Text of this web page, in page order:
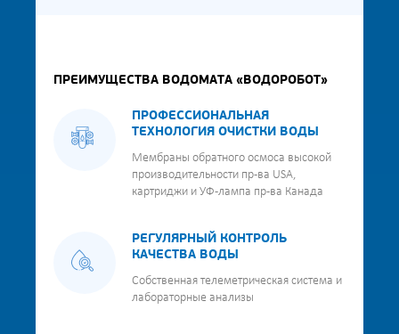
ПРЕИМУЩЕСТВА ВОДОМАТА «ВОДОРОБОТ»
ПРОФЕССИОНАЛЬНАЯ
ТЕХНОЛОГИЯ ОЧИСТКИ ВОДЫ
Мембраны обратного осмоса высокой
производительности пр-ва USA,
картриджи и УФ-лампа пр-ва Канада
РЕГУЛЯРНЫЙ КОНТРОЛЬ
КАЧЕСТВА ВОДЫ
Собственная телеметрическая система и
лабораторные анализы